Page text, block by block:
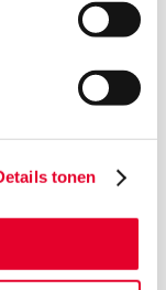
tonen